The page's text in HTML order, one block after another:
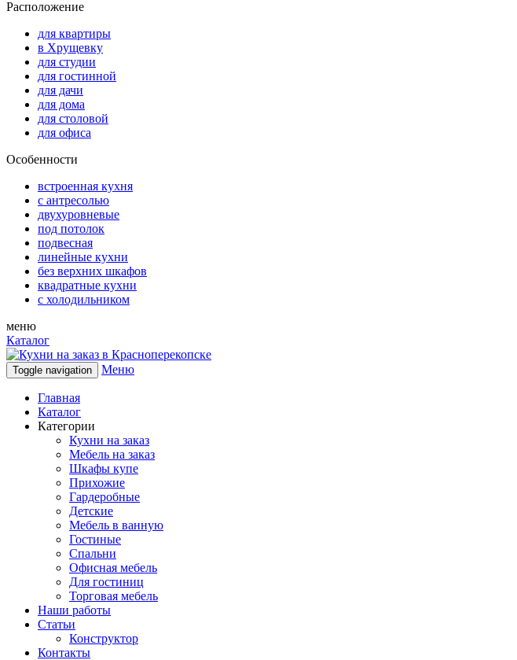
Расположение
для квартиры
в Хрущевку
для студии
для гостинной
для дачи
для дома
для столовой
для офиса
Особенности
встроенная кухня
с антресолью
двухуровневые
под потолок
подвесная
линейные кухни
без верхних шкафов
квадратные кухни
с холодильником
меню
Каталог
Toggle navigation Меню
Главная
Каталог
Категории
Кухни на заказ
Мебель на заказ
Шкафы купе
Прихожие
Гардеробные
Детские
Мебель в ванную
Гостиные
Спальни
Офисная мебель
Для гостиниц
Торговая мебель
Наши работы
Статьи
Конструктор
Контакты